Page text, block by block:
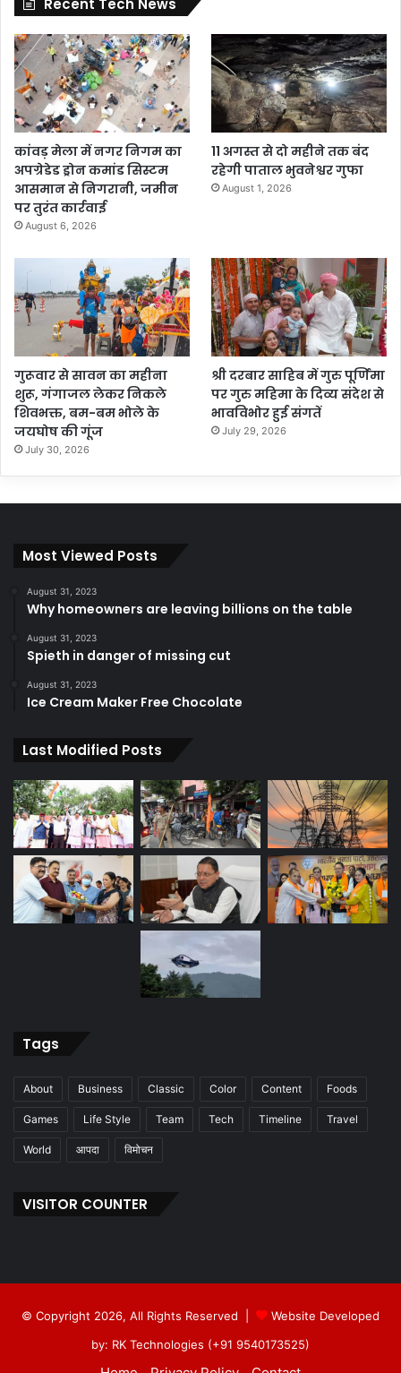
Recent Tech News
कांवड़ मेला में नगर निगम का
अपग्रेडेड ड्रोन कमांड सिस्टम
आसमान से निगरानी, जमीन
पर तुरंत कार्रवाई
August 6, 2026
11 अगस्त से दो महीने तक बंद
रहेगी पाताल भुवनेश्वर गुफा
August 1, 2026
गुरूवार से सावन का महीना
शुरू, गंगाजल लेकर निकले
शिवभक्त, बम-बम भोले के
जयघोष की गूंज
July 30, 2026
श्री दरबार साहिब में गुरु पूर्णिमा
पर गुरु महिमा के दिव्य संदेश से
भावविभोर हुई संगतें
July 29, 2026
Most Viewed Posts
August 31, 2023
Why homeowners are leaving billions on the table
August 31, 2023
Spieth in danger of missing cut
August 31, 2023
Ice Cream Maker Free Chocolate
Last Modified Posts
Tags
About Business Classic Color Content Foods
Games Life Style Team Tech Timeline Travel
World आपदा विमोचन
VISITOR COUNTER
© Copyright 2026, All Rights Reserved |
Website Developed
by: RK Technologies (+91 9540173525)